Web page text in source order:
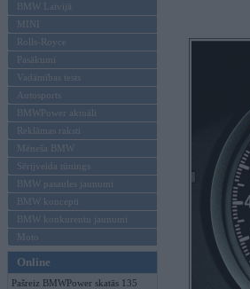
BMW Latvijā
MINI
Rolls-Royce
Pasākumi
Vadāmības tests
Autosports
BMWPower aktuāli
Reklāmas raksti
Mēneša BMW
Sērijveida tūnings
BMW pasaules jaunumi
BMW koncepti
BMW konkurentu jaunumi
Moto
Online
Pašreiz BMWPower skatās 135